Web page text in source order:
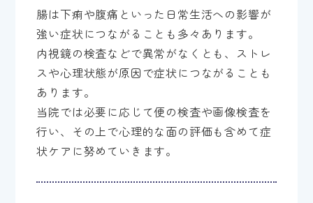
腸は下痢や腹痛といった日常生活への影響が
強い症状につながることも多々あります。
内視鏡の検査などで異常がなくとも、ストレ
スや心理状態が原因で症状につながることも
あります。
当院では必要に応じて便の検査や画像検査を
行い、その上で心理的な面の評価も含めて症
状ケアに努めていきます。